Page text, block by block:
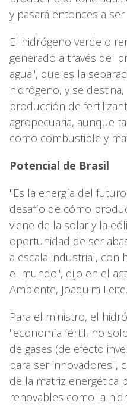
y pasará entonces a
El hidrógeno verde o
generado a través del
agua", que es la
hidrógeno, y se
producción de
agropecuaria, aunque
como combustible y
Potencial de Brasil
"Es la energía del
desafío de cómo
viene de la solar y la
oportunidad de ser
a escala industrial, con
el mundo", dijo en el
Ambiente, Joaquim Leite.
Para el ministro, el
"economía fértil, no
de gases (de efecto
para ser innovadores",
de la matriz energética
renovables como la